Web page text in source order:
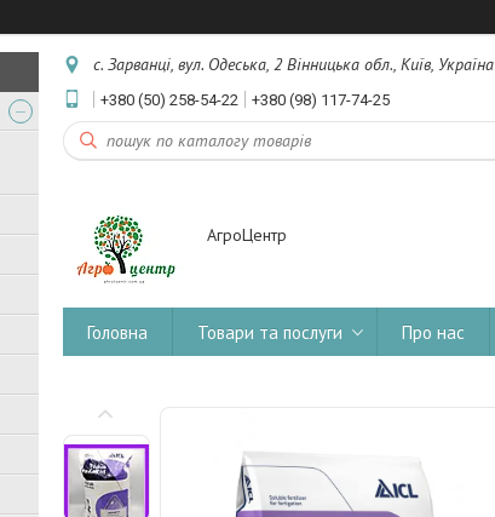
с. Зарванці, вул. Одеська, 2 Вінницька обл., Київ, Україна
+380 (50) 258-54-22 +380 (98) 117-74-25
АгроЦентр
Головна Товари та послуги Про нас